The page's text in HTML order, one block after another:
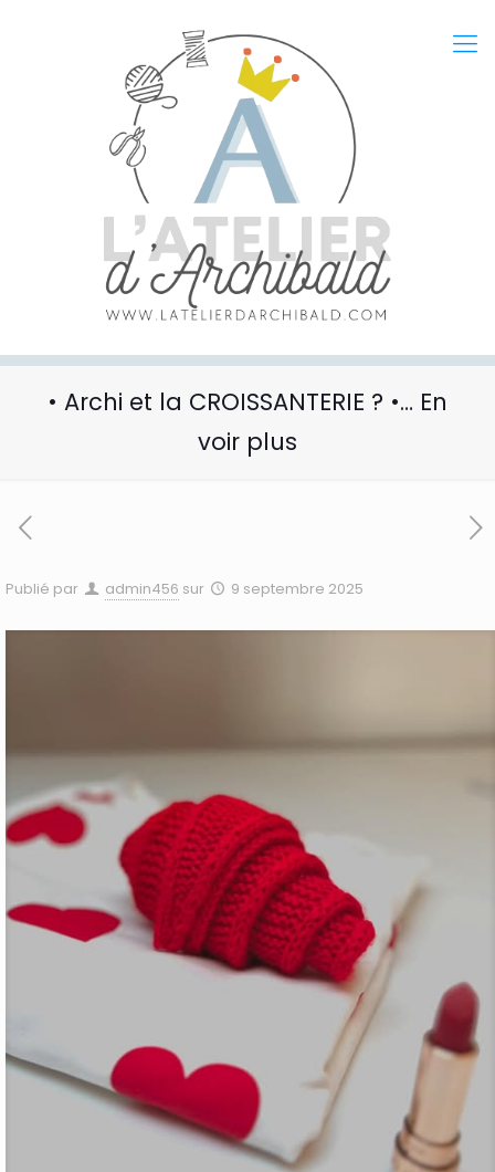
• Archi et la CROISSANTERIE ? •… En
voir plus
Publié par admin456 sur 9 septembre 2025